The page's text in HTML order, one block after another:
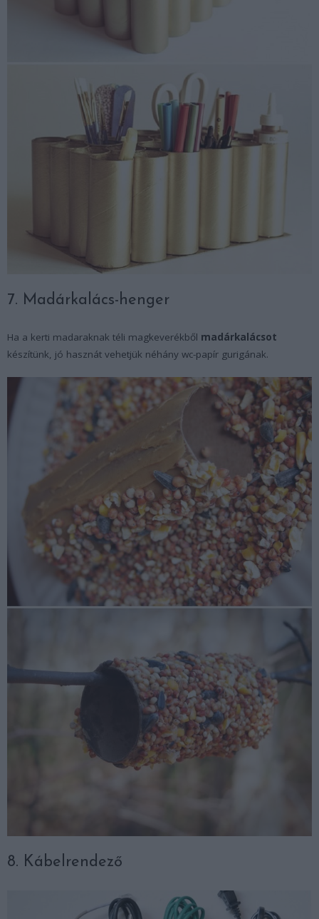
7. Madárkalács-henger
Ha a kerti madaraknak téli magkeverékből madárkalácsot
készítünk, jó hasznát vehetjük néhány wc-papír gurigának.
8. Kábelrendező